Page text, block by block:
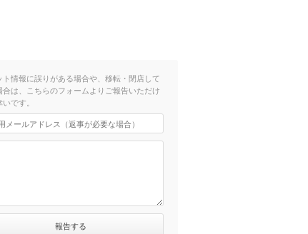
ト情報に誤りがある場合や、移転・閉店して
合は、こちらのフォームよりご報告いただけ
です。